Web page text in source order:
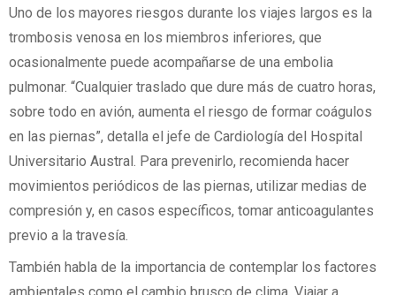
Uno de los mayores riesgos durante los viajes largos es la
trombosis venosa en los miembros inferiores, que
ocasionalmente puede acompañarse de una embolia
pulmonar. “Cualquier traslado que dure más de cuatro horas,
sobre todo en avión, aumenta el riesgo de formar coágulos
en las piernas”, detalla el jefe de Cardiología del Hospital
Universitario Austral. Para prevenirlo, recomienda hacer
movimientos periódicos de las piernas, utilizar medias de
compresión y, en casos específicos, tomar anticoagulantes
previo a la travesía.
También habla de la importancia de contemplar los factores